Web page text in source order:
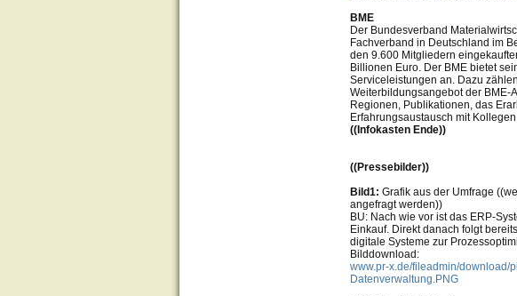
BME
Der Bundesverband
Fachverband in Deutschland im
den 9.600 Mitgliedern
Billionen Euro. Der BME bietet
Serviceleistungen an. Dazu
Weiterbildungsangebot der BME-
Regionen, Publikationen, das
Erfahrungsaustausch mit
((Infokasten Ende))
((Pressebilder))
Bild1: Grafik aus der Umfrage
angefragt werden))
BU: Nach wie vor ist das ERP-
Einkauf. Direkt danach folgt
digitale Systeme zur
Bilddownload:
www.pr-x.de/fileadmin/download/
Datenverwaltung.PNG